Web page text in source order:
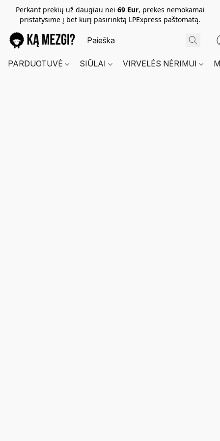
Perkant prekių už daugiau nei 69 Eur, prekes nemokamai
pristatysime į bet kurį pasirinktą LPExpress paštomatą.
PARDUOTUVĖ SIŪLAI VIRVELĖS NĖRIMUI